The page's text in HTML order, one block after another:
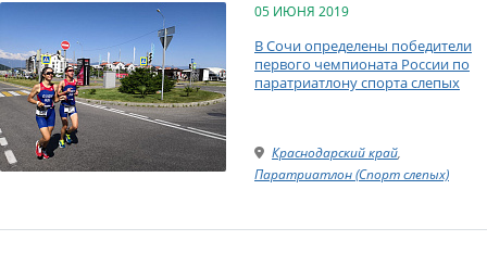
05 ИЮНЯ 2019
В Сочи определены победители
первого чемпионата России по
паратриатлону спорта слепых
Краснодарский край,
Паратриатлон (Спорт слепых)